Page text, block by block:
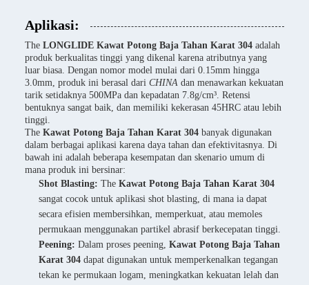
Aplikasi:
The LONGLIDE Kawat Potong Baja Tahan Karat 304 adalah
produk berkualitas tinggi yang dikenal karena atributnya yang
luar biasa. Dengan nomor model mulai dari 0.15mm hingga
3.0mm, produk ini berasal dari CHINA dan menawarkan kekuatan
tarik setidaknya 500MPa dan kepadatan 7.8g/cm³. Retensi
bentuknya sangat baik, dan memiliki kekerasan 45HRC atau lebih
tinggi.
The Kawat Potong Baja Tahan Karat 304 banyak digunakan
dalam berbagai aplikasi karena daya tahan dan efektivitasnya. Di
bawah ini adalah beberapa kesempatan dan skenario umum di
mana produk ini bersinar:
Shot Blasting: The Kawat Potong Baja Tahan Karat 304
sangat cocok untuk aplikasi shot blasting, di mana ia dapat
secara efisien membersihkan, memperkuat, atau memoles
permukaan menggunakan partikel abrasif berkecepatan tinggi.
Peening: Dalam proses peening, Kawat Potong Baja Tahan
Karat 304 dapat digunakan untuk memperkenalkan tegangan
tekan ke permukaan logam, meningkatkan kekuatan lelah dan